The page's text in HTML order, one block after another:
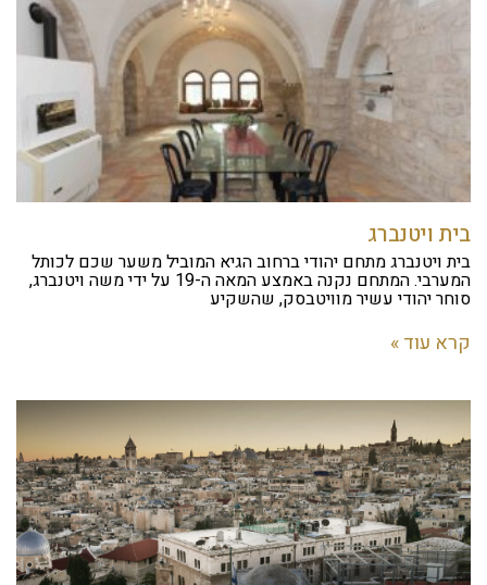
בית ויטנברג
בית ויטנברג מתחם יהודי ברחוב הגיא המוביל משער שכם לכותל
המערבי. המתחם נקנה באמצע המאה ה-19 על ידי משה ויטנברג,
סוחר יהודי עשיר מוויטבסק, שהשקיע
קרא עוד »